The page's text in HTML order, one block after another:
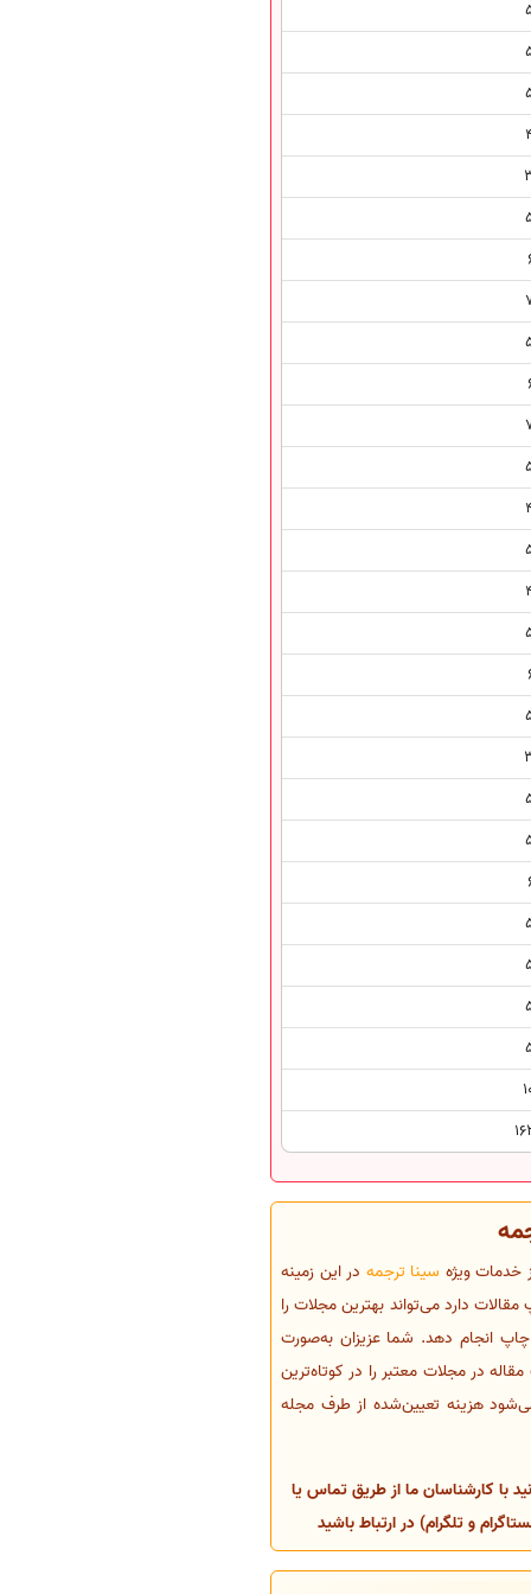
خدمات ویژه سینا ترجمه در این زمینه
دارد می‌تواند بهترین مجلات را
چاپ انجام دهد. شما عزیزان به‌صورت
در مجلات معتبر را در کوتاه‌ترین
هزینه تعیین‌شده از طرف مجله
با کارشناسان ما از طریق تماس یا
و تلگرام) در ارتباط باشید